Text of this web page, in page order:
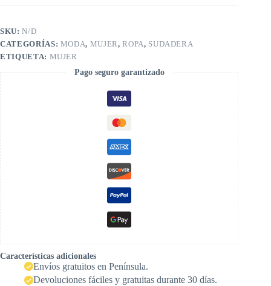
SKU:N/D
CATEGORÍAS: MODA, MUJER ,ROPA, SUDADERA
ETIQUETA: MUJER
Pago seguro garantizado
Características adicionales
Envíos gratuitos en Península.
Devoluciones fáciles y gratuitas durante 30 días.